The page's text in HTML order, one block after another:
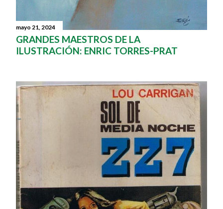
mayo 21, 2024
GRANDES MAESTROS DE LA
ILUSTRACIÓN: ENRIC TORRES-PRAT